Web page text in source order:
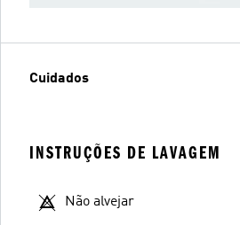
Cuidados
INSTRUÇÕES DE LAVAGEM
Não alvejar